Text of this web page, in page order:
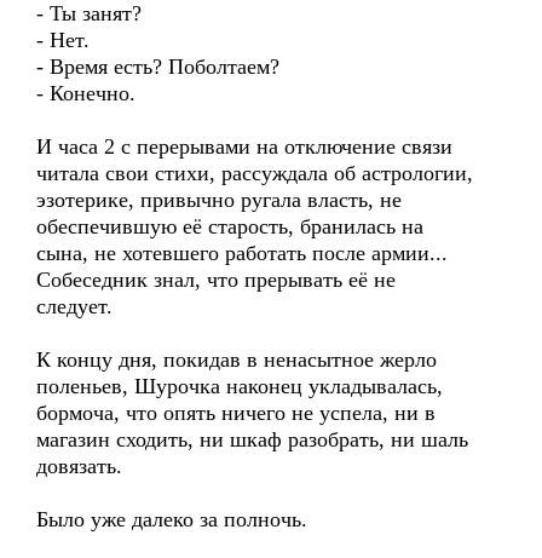
- Ты занят?
- Нет.
- Время есть? Поболтаем?
- Конечно.
И часа 2 с перерывами на отключение связи
читала свои стихи, рассуждала об астрологии,
эзотерике, привычно ругала власть, не
обеспечившую её старость, бранилась на
сына, не хотевшего работать после армии...
Собеседник знал, что прерывать её не
следует.
К концу дня, покидав в ненасытное жерло
поленьев, Шурочка наконец укладывалась,
бормоча, что опять ничего не успела, ни в
магазин сходить, ни шкаф разобрать, ни шаль
довязать.
Было уже далеко за полночь.